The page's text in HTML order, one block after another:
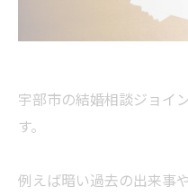
宇部市の結婚相談ジョイ
す。
例えば暗い過去の出来事